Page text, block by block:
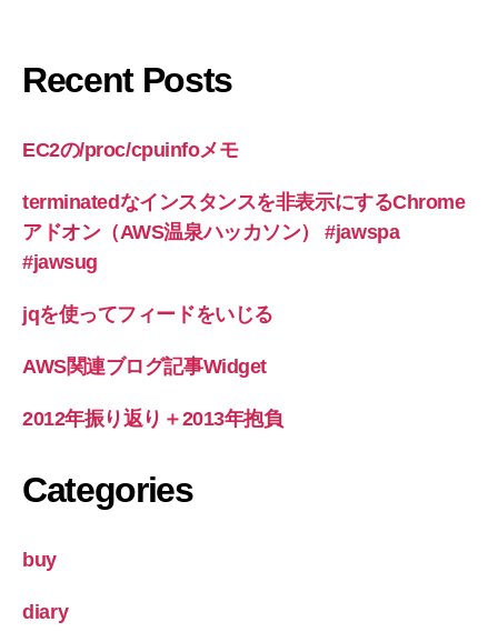
Recent Posts
EC2の/proc/cpuinfoメモ
terminatedなインスタンスを非表示にするChrome
アドオン（AWS温泉ハッカソン） #jawspa
#jawsug
jqを使ってフィードをいじる
AWS関連ブログ記事Widget
2012年振り返り＋2013年抱負
Categories
buy
diary